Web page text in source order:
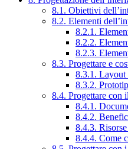
8.1. Obiettivi
8.2. Elementi
8.2.1.
8.2.2.
8.2.3.
8.3. Progettare e
8.3.1. Layout
8.3.2.
8.4. Progettare con
8.4.1.
8.4.2.
8.4.3.
8.4.4. Come